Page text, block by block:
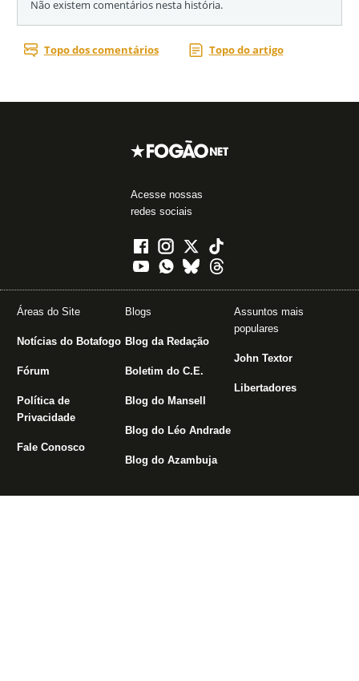
Acesse nossas
redes sociais
Áreas do Site
Notícias do Botafogo
Fórum
Política de
Privacidade
Fale Conosco
Blogs
Blog da Redação
Boletim do C.E.
Blog do Mansell
Blog do Léo Andrade
Blog do Azambuja
Assuntos mais
populares
John Textor
Libertadores